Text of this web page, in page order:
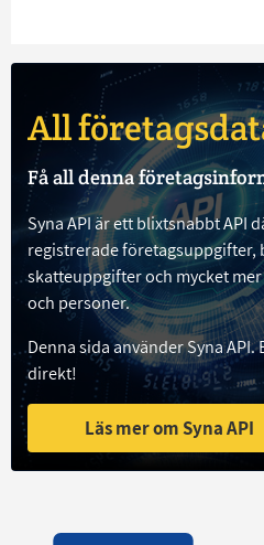
All
Få all denna
Syna API är ett blixtsnabbt API
registrerade företagsuppgifter,
skatteuppgifter och mycket
och personer.
Denna sida använder Syna
direkt!
Läs mer om Syna API